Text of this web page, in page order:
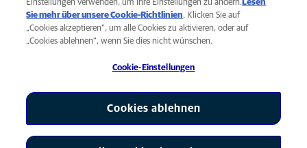
Privacy
Legal
AniCura ist eine Tochtergesellschaft von Mars, Inc © 2026
Einstellungen verwenden, um Ihre Einstellungen zu ändern. Lesen
Sie mehr über unsere Cookie-Richtlinien(opens in a new tab)
. Klicken Sie auf
„Cookies akzeptieren“, um alle Cookies zu aktivieren, oder auf
„Cookies ablehnen“, wenn Sie dies nicht wünschen.
Cookie-Einstellungen
Cookies ablehnen